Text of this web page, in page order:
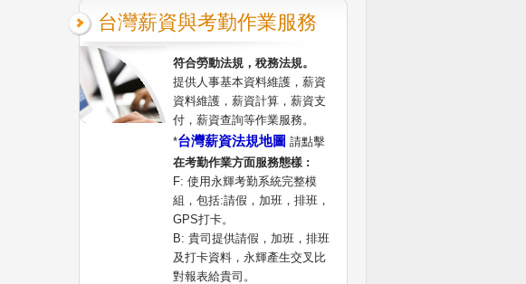
台灣薪資與考勤作業服務
符合勞動法規，稅務法規。
提供人事基本資料維護，薪資
資料維護，薪資計算，薪資支
付，薪資查詢等作業服務。
*台灣薪資法規地圖 請點擊
在考勤作業方面服務態樣 :
F: 使用永輝考勤系統完整模
組，包括:請假，加班，排班，
GPS打卡。
B: 貴司提供請假，加班，排班
及打卡資料，永輝產生交叉比
對報表給貴司。